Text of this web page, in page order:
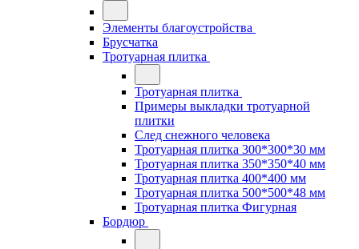
Элементы благоустройства
Брусчатка
Тротуарная плитка
Тротуарная плитка
Примеры выкладки тротуарной
плитки
След снежного человека
Тротуарная плитка 300*300*30 мм
Тротуарная плитка 350*350*40 мм
Тротуарная плитка 400*400 мм
Тротуарная плитка 500*500*48 мм
Тротуарная плитка Фигурная
Бордюр